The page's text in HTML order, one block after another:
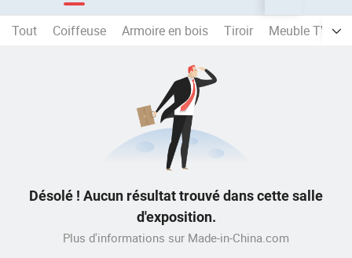
Tout Coiffeuse Armoire en bois Tiroir Meuble TV
Désolé ! Aucun résultat trouvé dans cette salle
d'exposition.
Plus d'informations sur Made-in-China.com